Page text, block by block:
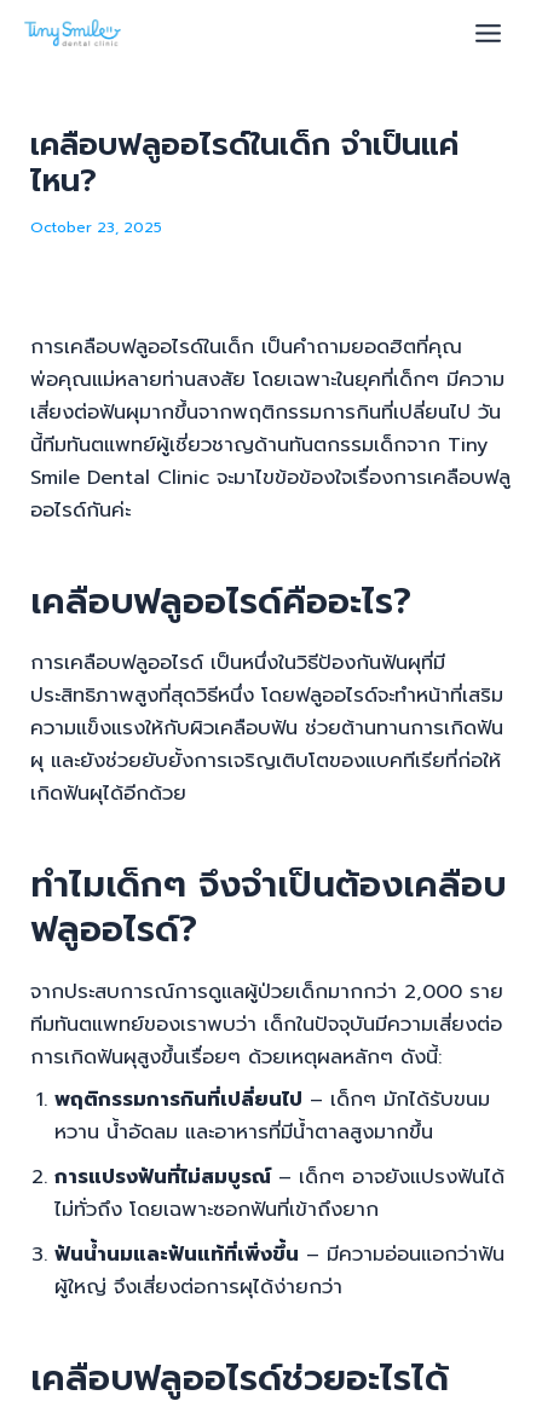
Skip
Main
เคลือบฟลูออไรด์ในเด็ก จำเป็นแค่
ไหน?
October 23, 2025
การเคลือบฟลูออไรด์ในเด็ก เป็นคำถามยอดฮิตที่คุณ
พ่อคุณแม่หลายท่านสงสัย โดยเฉพาะในยุคที่เด็กๆ มีความ
เสี่ยงต่อฟันผุมากขึ้นจากพฤติกรรมการกินที่เปลี่ยนไป วัน
นี้ทีมทันตแพทย์ผู้เชี่ยวชาญด้านทันตกรรมเด็กจาก Tiny
Smile Dental Clinic จะมาไขข้อข้องใจเรื่องการเคลือบฟลู
ออไรด์กันค่ะ
เคลือบฟลูออไรด์คืออะไร?
การเคลือบฟลูออไรด์ เป็นหนึ่งในวิธีป้องกันฟันผุที่มี
ประสิทธิภาพสูงที่สุดวิธีหนึ่ง โดยฟลูออไรด์จะทำหน้าที่เสริม
ความแข็งแรงให้กับผิวเคลือบฟัน ช่วยต้านทานการเกิดฟัน
ผุ และยังช่วยยับยั้งการเจริญเติบโตของแบคทีเรียที่ก่อให้
เกิดฟันผุได้อีกด้วย
ทำไมเด็กๆ จึงจำเป็นต้องเคลือบ
ฟลูออไรด์?
จากประสบการณ์การดูแลผู้ป่วยเด็กมากกว่า 2,000 ราย
ทีมทันตแพทย์ของเราพบว่า เด็กในปัจจุบันมีความเสี่ยงต่อ
การเกิดฟันผุสูงขึ้นเรื่อยๆ ด้วยเหตุผลหลักๆ ดังนี้:
พฤติกรรมการกินที่เปลี่ยนไป – เด็กๆ มักได้รับขนม
หวาน น้ำอัดลม และอาหารที่มีน้ำตาลสูงมากขึ้น
การแปรงฟันที่ไม่สมบูรณ์– เด็กๆ อาจยังแปรงฟันได้
ไม่ทั่วถึง โดยเฉพาะซอกฟันที่เข้าถึงยาก
ฟันน้ำนมและฟันแท้ที่เพิ่งขึ้น – มีความอ่อนแอกว่าฟัน
ผู้ใหญ่ จึงเสี่ยงต่อการผุได้ง่ายกว่า
เคลือบฟลูออไรด์ช่วยอะไรได้
Post
navigation
Menu
Menu